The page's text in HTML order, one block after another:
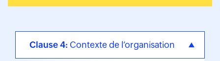
Clause 4: Contexte de l’organisation